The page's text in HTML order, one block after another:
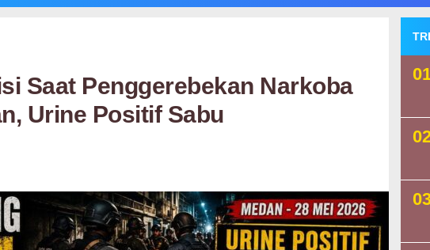
Saat Penggerebekan Narkoba
Urine Positif Sabu